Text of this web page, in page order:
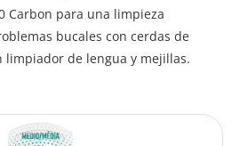
​​Carbon para una limpieza
bucales con cerdas de
de lengua y mejillas.